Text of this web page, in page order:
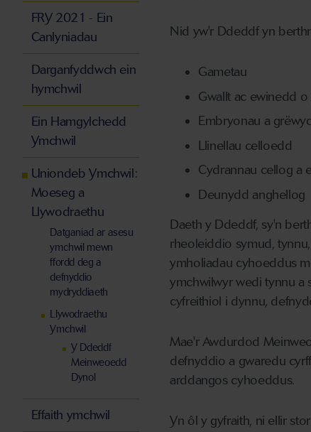
Nid yw'r Ddeddf yn
Gametau
Gwallt ac ewinedd
Embryonau a
Llinellau celloedd
Cydrannau cellog a
Deunydd anghellog
Daeth y Ddeddf, sy'n
rheoleiddio symud,
ymholiadau cyhoeddus
ymchwilwyr wedi tynnu a
cyfreithiol i dynnu,
Mae'r Awdurdod
defnyddio a gwaredu
arddangos cyhoeddus.
Yn ôl y gyfraith, ni ellir
FRY 2021 - Ein
Canlyniadau
Darganfyddwch ein
hymchwil
Ein Hamgylchedd
Ymchwil
Uniondeb Ymchwil:
Moeseg a
Llywodraethu
Datganiad ar asesu
ymchwil mewn
ffordd deg a
defnyddio
mydryddiaeth
Llywodraethu
Ymchwil
Y Ddeddf
Meinweoedd
Dynol
Effaith ymchwil